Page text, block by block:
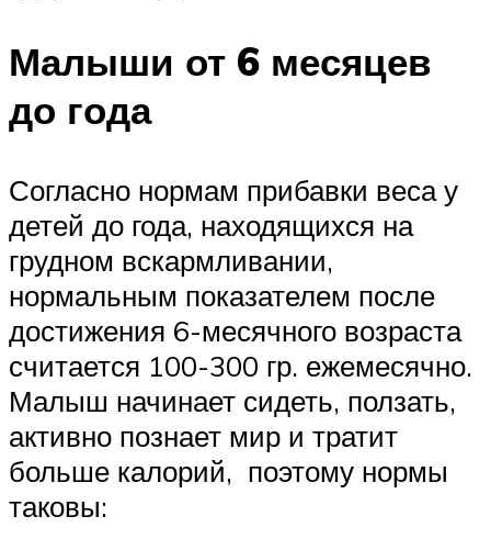
Малыши от 6 месяцев
до года
Согласно нормам прибавки веса у
детей до года, находящихся на
грудном вскармливании,
нормальным показателем после
достижения 6-месячного возраста
считается 100-300 гр. ежемесячно.
Малыш начинает сидеть, ползать,
активно познает мир и тратит
больше калорий, поэтому нормы
таковы: